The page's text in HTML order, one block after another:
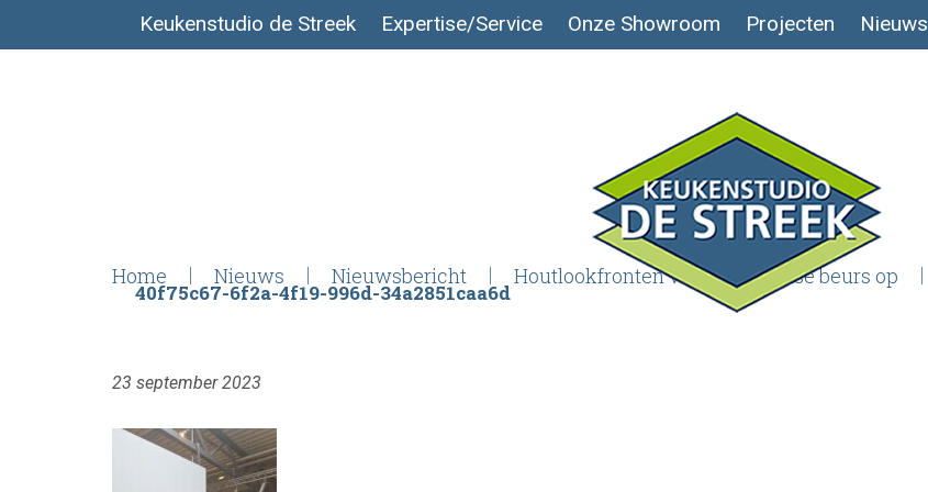
Keukenstudio de Streek Expertise/Service Onze Showroom Projecten Nieuws
Home Nieuws Nieuwsbericht Houtlookfronten vallen op Duitse beurs op
40f75c67-6f2a-4f19-996d-34a2851caa6d
23 september 2023